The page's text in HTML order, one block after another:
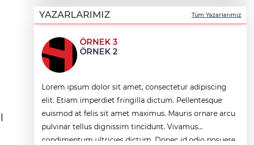
birliği
İpsala OSB'nin gelişimi için kritik ziyaret
Bursa Büyükşehir Harmancık’ta da yolları
yeniliyor
Ağrı'da toplu sünnet şöleni
YAZARLARIMIZ Tüm Yazarlarımız
ÖRNEK 3
ÖRNEK 2
Lorem ipsum dolor sit amet, consectetur adipiscing
elit. Etiam imperdiet fringilla dictum. Pellentesque
euismod at felis sit amet maximus. Mauris ornare arcu
pulvinar tellus dignissim tincidunt. Vivamus
condimentum ultricies dictum. Donec id odio posuere,